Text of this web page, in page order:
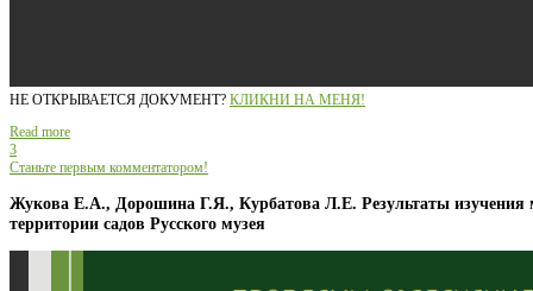
НЕ ОТКРЫВАЕТСЯ ДОКУМЕНТ? КЛИКНИ НА МЕНЯ!
Read more
3
Станьте первым комментатором!
Жукова Е.А., Дорошина Г.Я., Курбатова Л.Е. Результаты изучения
территории садов Русского музея